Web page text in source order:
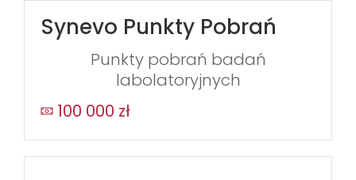
Synevo Punkty Pobrań
Punkty pobrań badań
labolatoryjnych
100 000 zł